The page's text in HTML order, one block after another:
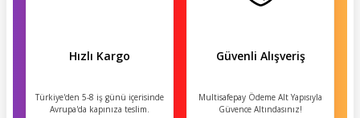
Hızlı Kargo
Türkiye'den 5-8 iş günü içerisinde
Avrupa'da kapınıza teslim.
Güvenli Alışveriş
Multisafepay Ödeme Alt Yapısıyla
Güvence Altındasınız!